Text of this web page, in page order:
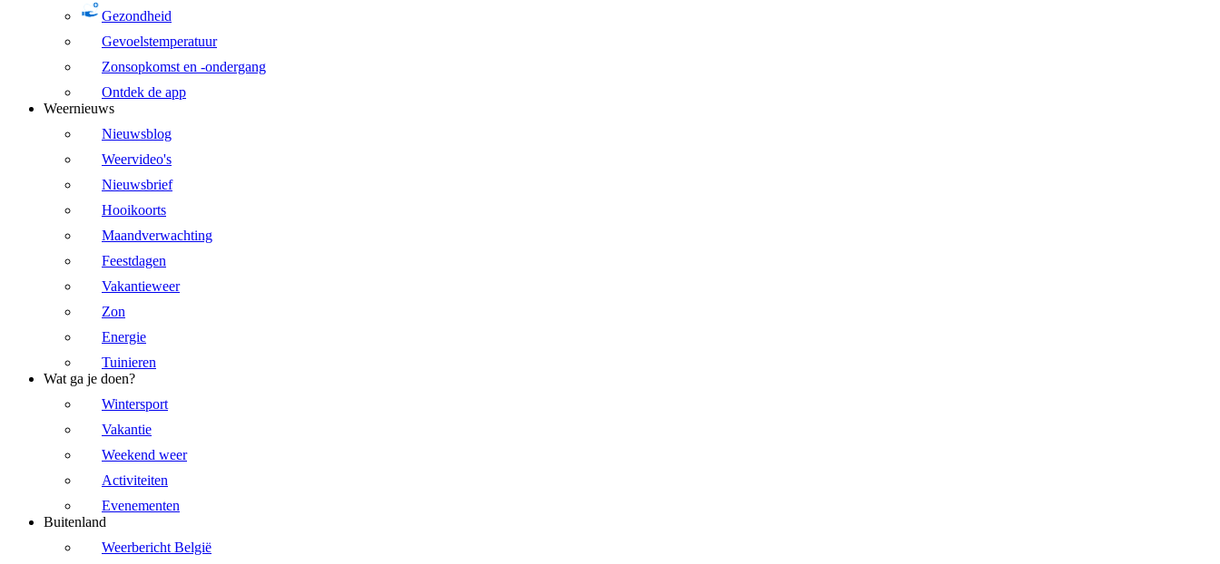
Gezondheid
Gevoelstemperatuur
Zonsopkomst en -ondergang
Ontdek de app
Weernieuws
Nieuwsblog
Weervideo's
Nieuwsbrief
Hooikoorts
Maandverwachting
Feestdagen
Vakantieweer
Zon
Energie
Tuinieren
Wat ga je doen?
Wintersport
Vakantie
Weekend weer
Activiteiten
Evenementen
Buitenland
Weerbericht België